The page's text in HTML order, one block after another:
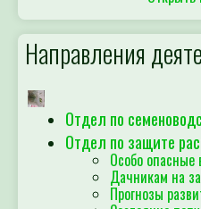
Направления
Отдел по
Отдел по защите
Особо опасные
Дачникам на
Прогнозы
Состояние